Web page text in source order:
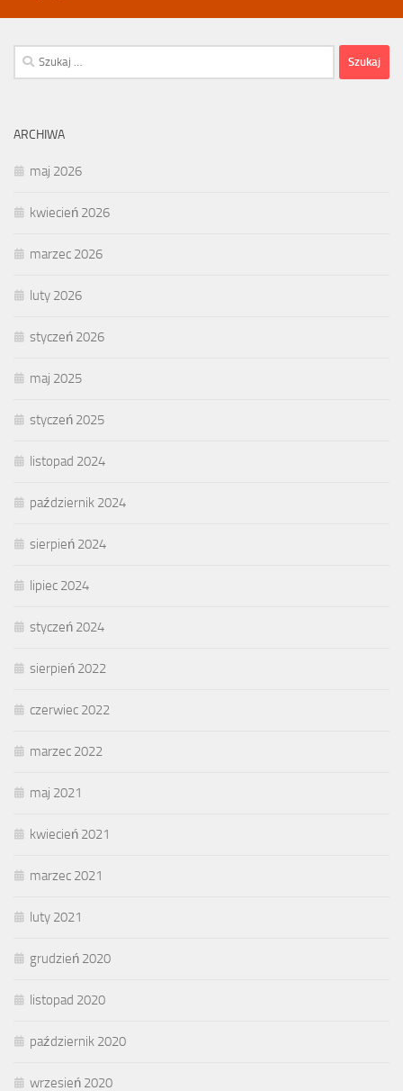
Szukaj:
ARCHIWA
maj 2026
kwiecień 2026
marzec 2026
luty 2026
styczeń 2026
maj 2025
styczeń 2025
listopad 2024
październik 2024
sierpień 2024
lipiec 2024
styczeń 2024
sierpień 2022
czerwiec 2022
marzec 2022
maj 2021
kwiecień 2021
marzec 2021
luty 2021
grudzień 2020
listopad 2020
październik 2020
wrzesień 2020